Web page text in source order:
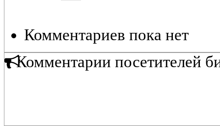
Комментариев пока нет
Комментарии посетителей